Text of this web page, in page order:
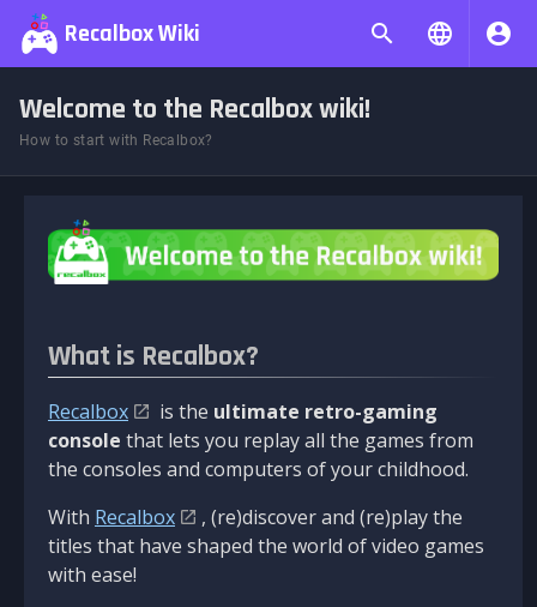
Recalbox Wiki
Welcome to the Recalbox wiki!
How to start with Recalbox?
What is Recalbox?
Recalbox is the ultimate retro-gaming
console that lets you replay all the games from
the consoles and computers of your childhood.
With Recalbox
, (re)discover and (re)play the
titles that have shaped the world of video games
with ease!